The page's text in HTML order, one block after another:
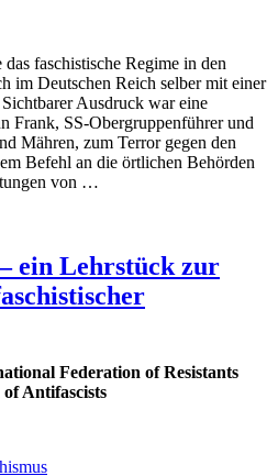
faschistische Regime in den
im Deutschen Reich selber mit einer
Ausdruck war eine
Frank, SS-Obergruppenführer und
Mähren, zum Terror gegen den
Befehl an die örtlichen Behörden
von …
ein Lehrstück zur
Federation of Resistants
Antifascists